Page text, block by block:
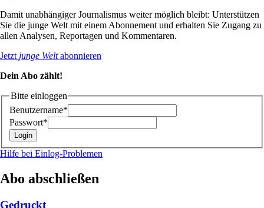
Damit unabhängiger Journalismus weiter möglich bleibt: Unterstützen
Sie die junge Welt mit einem Abonnement und erhalten Sie Zugang zu
allen Analysen, Reportagen und Kommentaren.
Jetzt junge Weltabonnieren
Dein Abo zählt!
Bitte einloggen
Benutzername*
Passwort*
Hilfe bei Einlog-Problemen
Abo abschließen
Gedruckt